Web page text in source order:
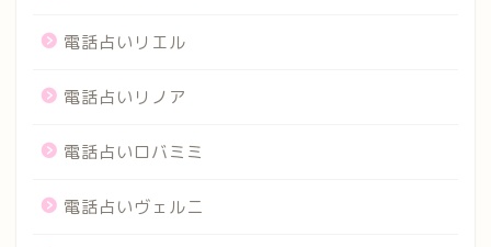
電話占いリエル
電話占いリノア
電話占いロバミミ
電話占いヴェルニ